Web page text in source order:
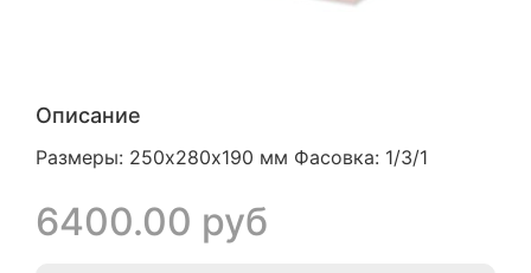
Описание
Размеры: 250х280х190 мм Фасовка: 1/3/1
6400.00 руб